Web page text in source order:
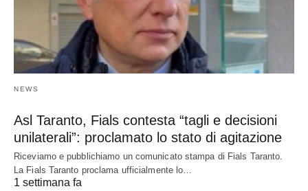
NEWS
Asl Taranto, Fials contesta “tagli e decisioni
unilaterali”: proclamato lo stato di agitazione
Riceviamo e pubblichiamo un comunicato stampa di Fials Taranto.
La Fials Taranto proclama ufficialmente lo…
1 settimana fa